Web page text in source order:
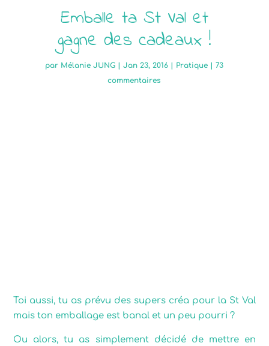
Emballe ta St Val et
gagne des cadeaux !
par Mélanie JUNG |Jan 23, 2016 Pratique |73
commentaires
Toi aussi, tu as prévu des supers créa pour la St Val
mais ton emballage est banal et un peu pourri ?
Ou alors, tu as simplement décidé de mettre en